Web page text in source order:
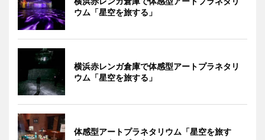
ウム「星空を旅する」
横浜赤レンガ倉庫で体感型アートプラネタリ
ウム「星空を旅する」
体感型アートプラネタリウム「星空を旅す